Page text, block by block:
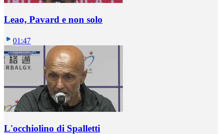
Leao, Pavard e non solo
01:47
L'occhiolino di Spalletti